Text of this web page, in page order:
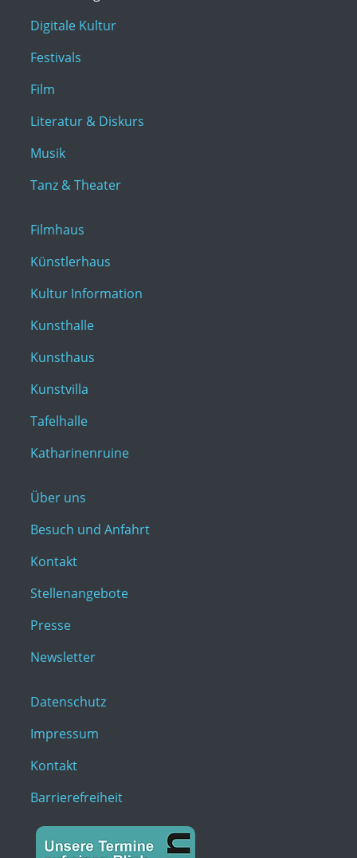
Digitale Kultur
Festivals
Film
Literatur & Diskurs
Musik
Tanz & Theater
Filmhaus
Künstlerhaus
Kultur Information
Kunsthalle
Kunsthaus
Kunstvilla
Tafelhalle
Katharinenruine
Über uns
Besuch und Anfahrt
Kontakt
Stellenangebote
Presse
Newsletter
Datenschutz
Impressum
Kontakt
Barrierefreiheit